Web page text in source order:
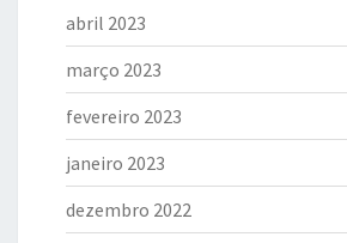
abril 2023
março 2023
fevereiro 2023
janeiro 2023
dezembro 2022